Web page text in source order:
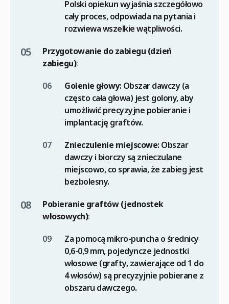
Polski opiekun wyjaśnia szczegółowo
cały proces, odpowiada na pytania i
rozwiewa wszelkie wątpliwości.
Przygotowanie do zabiegu (dzień
zabiegu):
Golenie głowy: Obszar dawczy (a
często cała głowa) jest golony, aby
umożliwić precyzyjne pobieranie i
implantację graftów.
Znieczulenie miejscowe: Obszar
dawczy i biorczy są znieczulane
miejscowo, co sprawia, że zabieg jest
bezbolesny.
Pobieranie graftów (jednostek
włosowych):
Za pomocą mikro-puncha o średnicy
0,6-0,9 mm, pojedyncze jednostki
włosowe (grafty, zawierające od 1 do
4 włosów) są precyzyjnie pobierane z
obszaru dawczego.